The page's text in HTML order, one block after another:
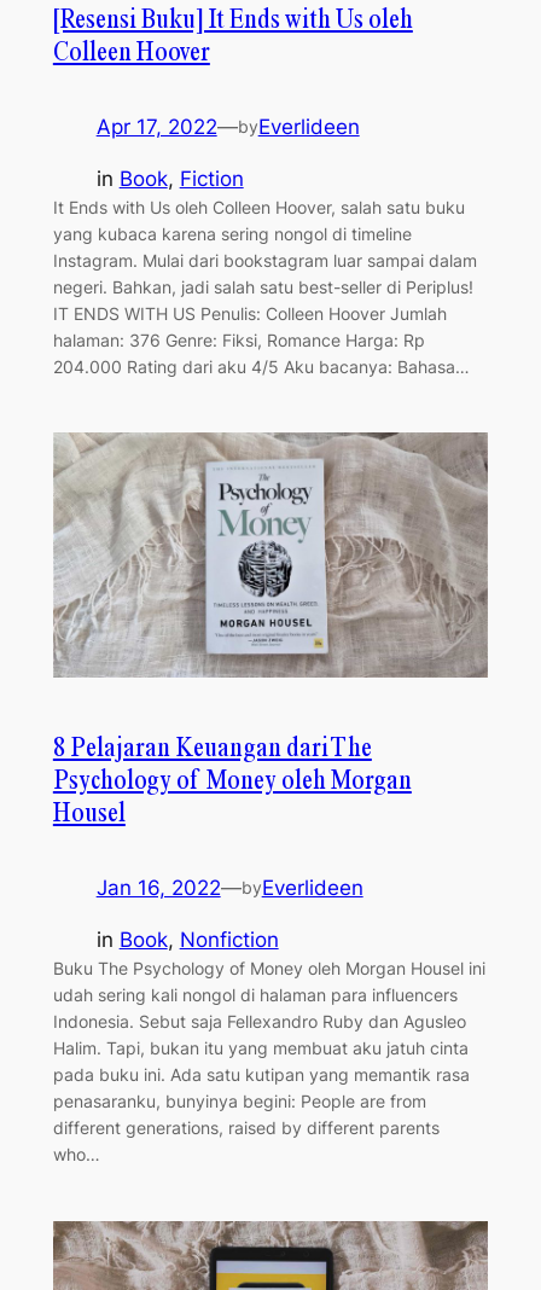
[Resensi Buku] It Ends with Us oleh
Colleen Hoover
Apr 17, 2022—byEverlideen
in Book, Fiction
It Ends with Us oleh Colleen Hoover, salah satu buku
yang kubaca karena sering nongol di timeline
Instagram. Mulai dari bookstagram luar sampai dalam
negeri. Bahkan, jadi salah satu best-seller di Periplus!
IT ENDS WITH US Penulis: Colleen Hoover Jumlah
halaman: 376 Genre: Fiksi, Romance Harga: Rp
204.000 Rating dari aku 4/5 Aku bacanya: Bahasa…
8 Pelajaran Keuangan dari The
Psychology of Money oleh Morgan
Housel
Jan 16, 2022—byEverlideen
in Book, Nonfiction
Buku The Psychology of Money oleh Morgan Housel ini
udah sering kali nongol di halaman para influencers
Indonesia. Sebut saja Fellexandro Ruby dan Agusleo
Halim. Tapi, bukan itu yang membuat aku jatuh cinta
pada buku ini. Ada satu kutipan yang memantik rasa
penasaranku, bunyinya begini: People are from
different generations, raised by different parents
who…